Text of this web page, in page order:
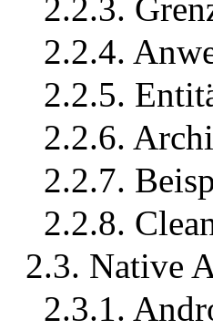
2.2.3.
2.2.4.
2.2.5.
2.2.6.
2.2.7.
2.2.8.
2.3. Native
2.3.1.